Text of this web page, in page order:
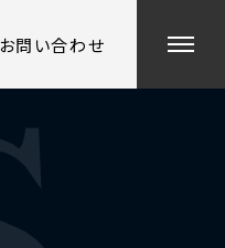
お問い合わせ